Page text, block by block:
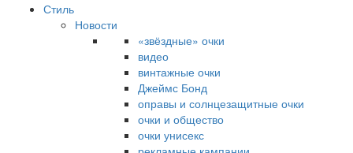
Стиль
Новости
«звёздные» очки
видео
винтажные очки
Джеймс Бонд
оправы и солнцезащитные очки
очки и общество
очки унисекс